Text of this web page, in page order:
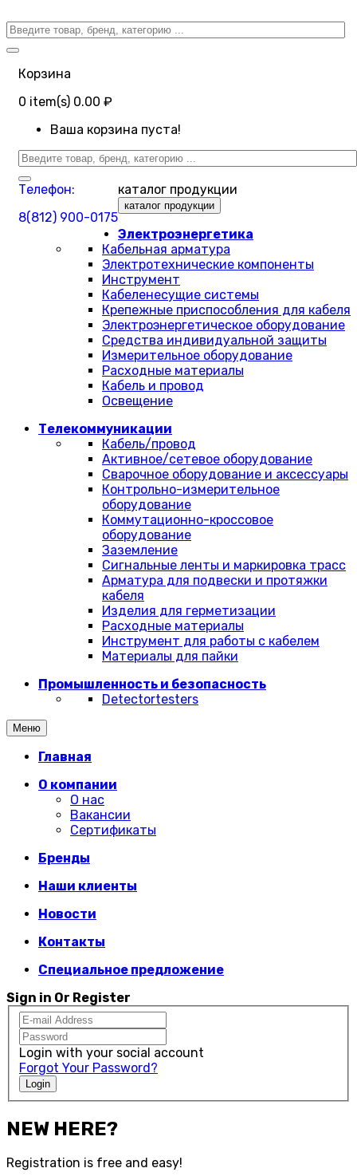
Корзина
0 item(s) 0.00 ₽
Ваша корзина пуста!
Телефон:
8(812) 900-0175
каталог продукции
каталог продукции
Электроэнергетика
Кабельная арматура
Электротехнические компоненты
Инструмент
Кабеленесущие системы
Крепежные приспособления для кабеля
Электроэнергетическое оборудование
Средства индивидуальной защиты
Измерительное оборудование
Расходные материалы
Кабель и провод
Освещение
Телекоммуникации
Кабель/провод
Активное/сетевое оборудование
Сварочное оборудование и аксессуары
Контрольно-измерительное
оборудование
Коммутационно-кроссовое
оборудование
Заземление
Сигнальные ленты и маркировка трасс
Арматура для подвески и протяжки
кабеля
Изделия для герметизации
Расходные материалы
Инструмент для работы с кабелем
Материалы для пайки
Промышленность и безопасность
Detectortesters
Меню
Главная
О компании
О нас
Вакансии
Сертификаты
Бренды
Наши клиенты
Новости
Контакты
Специальное предложение
Sign in Or Register
Login with your social account
Forgot Your Password?
Login
NEW HERE?
Registration is free and easy!